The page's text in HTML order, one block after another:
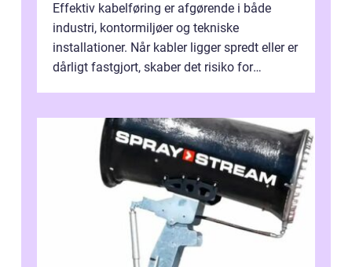
Effektiv kabelføring er afgørende i både
industri, kontormiljøer og tekniske
installationer. Når kabler ligger spredt eller er
dårligt fastgjort, skaber det risiko for